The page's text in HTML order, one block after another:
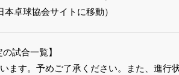
本卓球協会サイトに移動）
試合一覧】
ます。予めご了承ください。また、進行